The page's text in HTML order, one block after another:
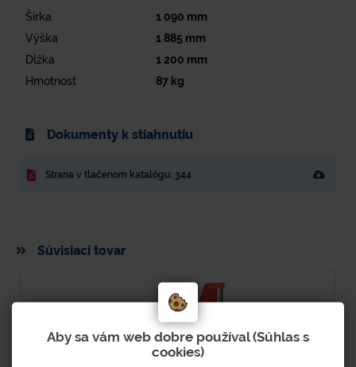
Šírka 1 090 mm
Výška
1 885 mm
Dĺžka
1 200 mm
Hmotnosť
87kg
Dokumenty k stiahnutiu
Strana v tlačenom katalógu: 344
Súvisiaci tovar
Aby sa vám web dobre používal (Súhlas s
cookies)